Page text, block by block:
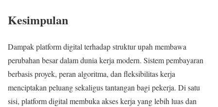
Kesimpulan
Dampak platform digital terhadap struktur upah membawa
perubahan besar dalam dunia kerja modern. Sistem pembayaran
berbasis proyek, peran algoritma, dan fleksibilitas kerja
menciptakan peluang sekaligus tantangan bagi pekerja. Di satu
sisi, platform digital membuka akses kerja yang lebih luas dan